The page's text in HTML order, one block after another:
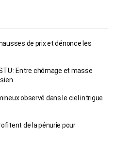
de prix et dénonce les
: Entre chômage et masse
observé dans le ciel intrigue
de la pénurie pour